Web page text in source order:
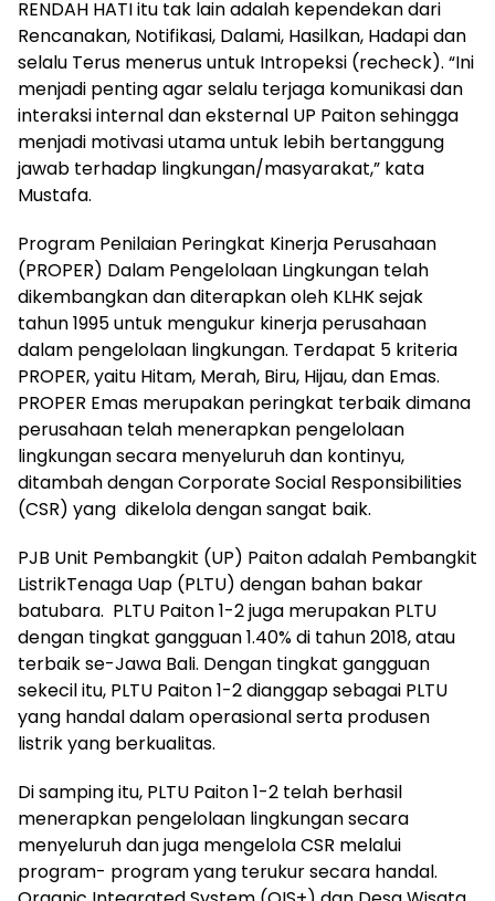
RENDAH HATI itu tak lain adalah kependekan dari
Rencanakan, Notifikasi, Dalami, Hasilkan, Hadapi dan
selalu Terus menerus untuk Intropeksi (recheck). “Ini
menjadi penting agar selalu terjaga komunikasi dan
interaksi internal dan eksternal UP Paiton sehingga
menjadi motivasi utama untuk lebih bertanggung
jawab terhadap lingkungan/masyarakat,” kata
Mustafa.
Program Penilaian Peringkat Kinerja Perusahaan
(PROPER) Dalam Pengelolaan Lingkungan telah
dikembangkan dan diterapkan oleh KLHK sejak
tahun 1995 untuk mengukur kinerja perusahaan
dalam pengelolaan lingkungan. Terdapat 5 kriteria
PROPER, yaitu Hitam, Merah, Biru, Hijau, dan Emas.
PROPER Emas merupakan peringkat terbaik dimana
perusahaan telah menerapkan pengelolaan
lingkungan secara menyeluruh dan kontinyu,
ditambah dengan Corporate Social Responsibilities
(CSR) yang dikelola dengan sangat baik.
PJB Unit Pembangkit (UP) Paiton adalah Pembangkit
ListrikTenaga Uap (PLTU) dengan bahan bakar
batubara. PLTU Paiton 1-2 juga merupakan PLTU
dengan tingkat gangguan 1.40% di tahun 2018, atau
terbaik se-Jawa Bali. Dengan tingkat gangguan
sekecil itu, PLTU Paiton 1-2 dianggap sebagai PLTU
yang handal dalam operasional serta produsen
listrik yang berkualitas.
Di samping itu, PLTU Paiton 1-2 telah berhasil
menerapkan pengelolaan lingkungan secara
menyeluruh dan juga mengelola CSR melalui
program- program yang terukur secara handal.